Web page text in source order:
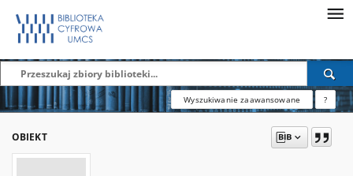
Wyszukiwanie zaawansowane ?
OBIEKT